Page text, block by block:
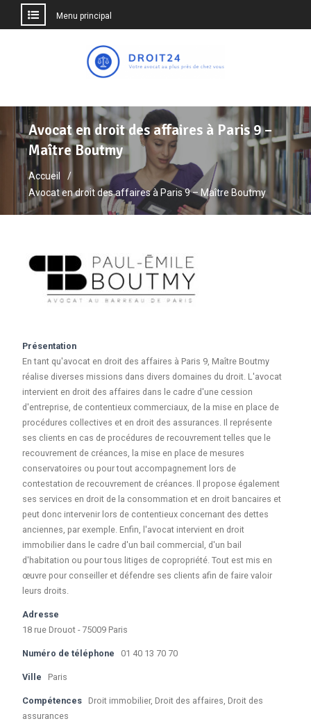
Menu principal
Avocat en droit des affaires à Paris 9 –
Maître Boutmy
Accueil
Avocat en droit des affaires à Paris 9 – Maître Boutmy
Présentation
En tant qu'avocat en droit des affaires à Paris 9, Maître Boutmy
réalise diverses missions dans divers domaines du droit. L'avocat
intervient en droit des affaires dans le cadre d'une cession
d'entreprise, de contentieux commerciaux, de la mise en place de
procédures collectives et en droit des assurances. Il représente
ses clients en cas de procédures de recouvrement telles que le
recouvrement de créances, la mise en place de mesures
conservatoires ou pour tout accompagnement lors de
contestation de recouvrement de créances. Il propose également
ses services en droit de la consommation et en droit bancaires et
peut donc intervenir lors de contentieux concernant des dettes
anciennes, par exemple. Enfin, l'avocat intervient en droit
immobilier dans le cadre d'un bail commercial, d'un bail
d'habitation ou pour tous litiges de copropriété. Tout est mis en
œuvre pour conseiller et défendre ses clients afin de faire valoir
leurs droits.
Adresse
18 rue Drouot - 75009 Paris
Numéro de téléphone 01 40 13 70 70
Ville Paris
Compétences
Droit immobilier, Droit des affaires, Droit des
assurances